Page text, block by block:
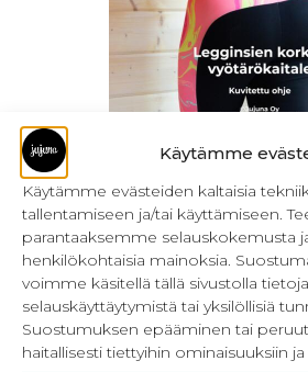
Käytämme
Käytämme evästeiden kaltaisia
tallentamiseen ja/tai käyttämiseen.
parantaaksemme selauskokemusta
henkilökohtaisia mainoksia.
voimme käsitellä tällä sivustolla
selauskäyttäytymistä tai yksilöllisiä
Suostumuksen epääminen tai
haitallisesti tiettyihin ominaisuuksiin
Legginsien korkea
(ladattava)
3,50€ Sis. ALV
Lisää